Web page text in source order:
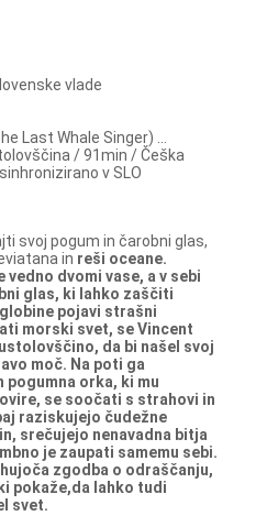
vlade
Last Whale Singer) ...
/ 91min / Češka
v SLO
svoj pogum in čarobni glas,
in reši oceane.
dvomi vase, a v sebi
glas, ki lahko zaščiti
pojavi strašni
morski svet, se Vincent
da bi našel svoj
moč. Na poti ga
orka, ki mu
se soočati s strahovi in
raziskujejo čudežne
srečujejo nenavadna bitja
jezaupati samemu sebi.
zgodba o odraščanju,
pokaže,da lahko tudi
svet.